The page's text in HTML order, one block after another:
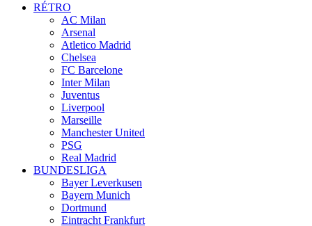
RÉTRO
AC Milan
Arsenal
Atletico Madrid
Chelsea
FC Barcelone
Inter Milan
Juventus
Liverpool
Marseille
Manchester United
PSG
Real Madrid
BUNDESLIGA
Bayer Leverkusen
Bayern Munich
Dortmund
Eintracht Frankfurt